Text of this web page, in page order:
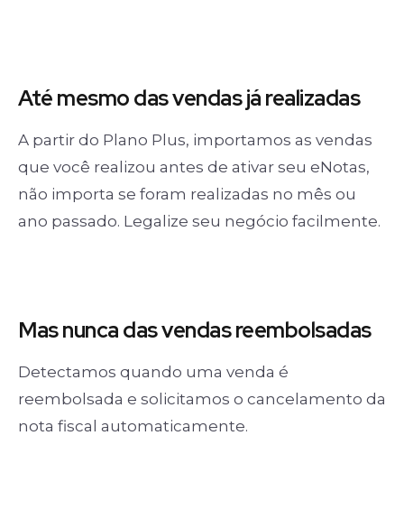
Até mesmo dasvendas já realizadas
A partir do Plano Plus, importamos as vendas
que você realizou antes de ativar seu eNotas,
não importa se foram realizadas no mês ou
ano passado. Legalize seu negócio facilmente.
Mas nuncadas vendasreembolsadas
Detectamos quando uma venda é
reembolsada e solicitamos o cancelamento da
nota fiscal automaticamente.